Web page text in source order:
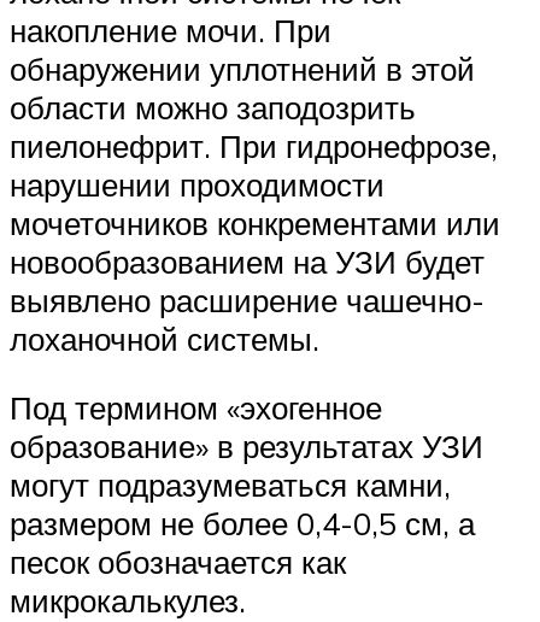
накопление мочи. При
обнаружении уплотнений в этой
области можно заподозрить
пиелонефрит. При гидронефрозе,
нарушении проходимости
мочеточников конкрементами или
новообразованием на УЗИ будет
выявлено расширение чашечно-
лоханочной системы.
Под термином «эхогенное
образование» в результатах УЗИ
могут подразумеваться камни,
размером не более 0,4-0,5 см, а
песок обозначается как
микрокалькулез.